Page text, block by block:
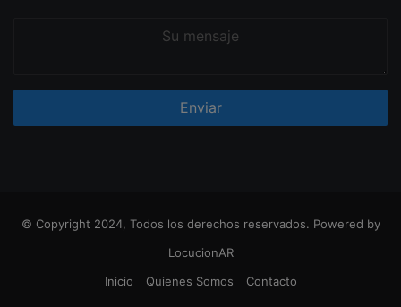
© Copyright 2024, Todos los derechos reservados. Powered by
LocucionAR
Inicio
Quienes Somos Contacto